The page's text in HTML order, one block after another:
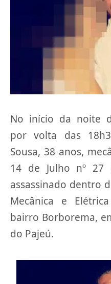
No início da noite
por volta das
Sousa, 38 anos,
14 de Julho nº 27
assassinado dentro
Mecânica e
bairro Borborema,
do Pajeú.